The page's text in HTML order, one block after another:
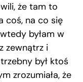
że tam to
coś, na co się
byłam w
zewnątrz i
był ktoś
zrozumiała, że